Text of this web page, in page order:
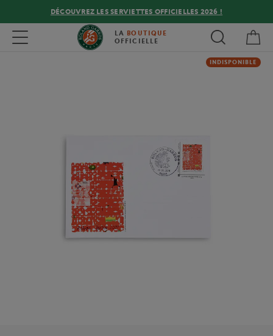
DÉCOUVREZ LES SERVIETTES OFFICIELLES 2026 !
Toggle navigation LA BOUTIQUE
OFFICIELLE
INDISPONIBLE